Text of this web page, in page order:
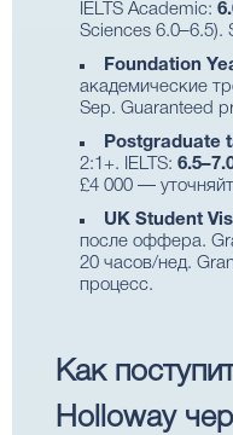
IELTS Academic:
Sciences 6.0–6.5).
Foundation
академические
Sep. Guaranteed
Postgraduate
2:1+. IELTS:
£4 000 —
UK Student
после оффера.
20 часов/нед.
процесс.
Как
Holloway